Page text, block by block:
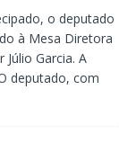
o deputado
à Mesa Diretora
Garcia. A
deputado, com